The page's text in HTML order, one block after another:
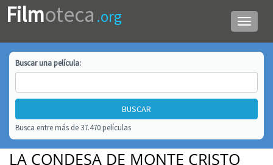
Menú
de
Filmoteca .org
Buscar unapelícula:
Busca entre más de 37.470 películas
LA CONDESA DE MONTE CRISTO